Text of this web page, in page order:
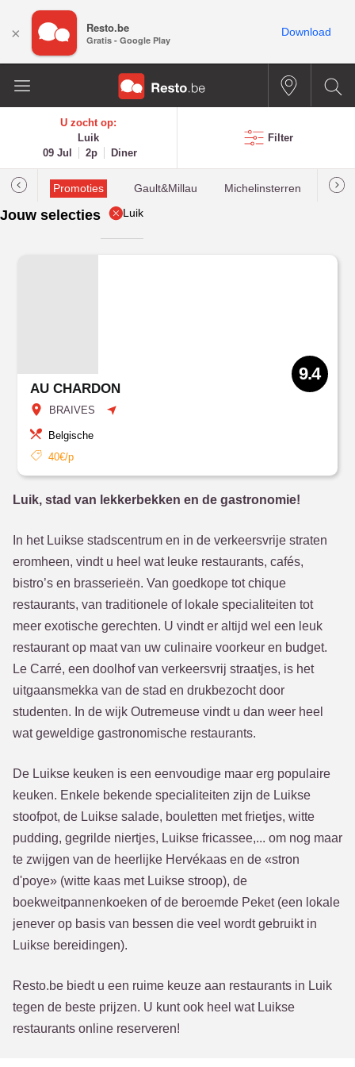
U zocht op:
Luik
09 Jul
2p Diner
Filter
Promoties Gault&Millau Michelinsterren
Jouw selecties Luik
AU CHARDON
BRAIVES
9.4
Belgische
40€/p
Luik, stad van lekkerbekken en de gastronomie!
In het Luikse stadscentrum en in de verkeersvrije straten
eromheen, vindt u heel wat leuke restaurants, cafés,
bistro’s en brasserieën. Van goedkope tot chique
restaurants, van traditionele of lokale specialiteiten tot
meer exotische gerechten. U vindt er altijd wel een leuk
restaurant op maat van uw culinaire voorkeur en budget.
Le Carré, een doolhof van verkeersvrij straatjes, is het
uitgaansmekka van de stad en drukbezocht door
studenten. In de wijk Outremeuse vindt u dan weer heel
wat geweldige gastronomische restaurants.
De Luikse keuken is een eenvoudige maar erg populaire
keuken. Enkele bekende specialiteiten zijn de Luikse
stoofpot, de Luikse salade, bouletten met frietjes, witte
pudding, gegrilde niertjes, Luikse fricassee,... om nog maar
te zwijgen van de heerlijke Hervékaas en de «stron
d'poye» (witte kaas met Luikse stroop), de
boekweitpannenkoeken of de beroemde Peket (een lokale
jenever op basis van bessen die veel wordt gebruikt in
Luikse bereidingen).
Resto.be biedt u een ruime keuze aan restaurants in Luik
tegen de beste prijzen. U kunt ook heel wat Luikse
restaurants online reserveren!
× Resto.be
Gratis - Google Play
Download